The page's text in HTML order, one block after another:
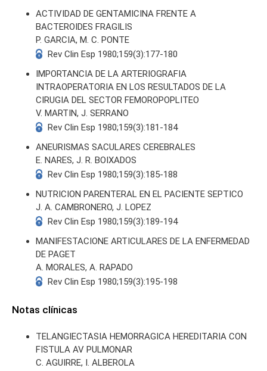
ACTIVIDAD DE GENTAMICINA FRENTE A
BACTEROIDES FRAGILIS
P. GARCIA, M. C. PONTE
Rev Clin Esp 1980;159(3):177-180
IMPORTANCIA DE LA ARTERIOGRAFIA
INTRAOPERATORIA EN LOS RESULTADOS DE LA
CIRUGIA DEL SECTOR FEMOROPOPLITEO
V. MARTIN, J. SERRANO
Rev Clin Esp 1980;159(3):181-184
ANEURISMAS SACULARES CEREBRALES
E. NARES, J. R. BOIXADOS
Rev Clin Esp 1980;159(3):185-188
NUTRICION PARENTERAL EN EL PACIENTE SEPTICO
J. A. CAMBRONERO, J. LOPEZ
Rev Clin Esp 1980;159(3):189-194
MANIFESTACIONE ARTICULARES DE LA ENFERMEDAD
DE PAGET
A. MORALES, A. RAPADO
Rev Clin Esp 1980;159(3):195-198
Notas clínicas
TELANGIECTASIA HEMORRAGICA HEREDITARIA CON
FISTULA AV PULMONAR
C. AGUIRRE, I. ALBEROLA